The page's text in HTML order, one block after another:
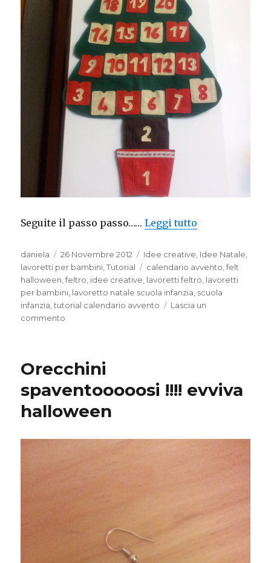
Seguite il passo passo……Leggi tutto
Autore
daniela
Pubblicato
il
26 Novembre 2012 Categorie
Idee creative Idee Natale
lavoretti per bambini ,Tutorial Tag
calendario avvento ,felt
halloween ,feltro idee creative lavoretti feltro lavoretti
per bambini lavoretto natale scuola infanzia scuola
infanzia ,tutorial calendario avvento
Lascia un
commento
Tutorial
Orecchini
spaventooooosi !!!! evviva
halloween